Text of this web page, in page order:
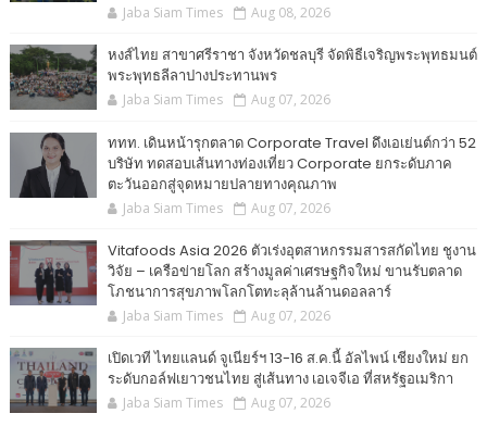
Jaba Siam Times Aug 08, 2026
หงส์ไทย สาขาศรีราชา จังหวัดชลบุรี จัดพิธีเจริญพระพุทธมนต์
พระพุทธลีลาปางประทานพร
Jaba Siam Times Aug 07, 2026
ททท. เดินหน้ารุกตลาด Corporate Travel ดึงเอเย่นต์กว่า 52
บริษัท ทดสอบเส้นทางท่องเที่ยว Corporate ยกระดับภาค
ตะวันออกสู่จุดหมายปลายทางคุณภาพ
Jaba Siam Times Aug 07, 2026
Vitafoods Asia 2026 ตัวเร่งอุตสาหกรรมสารสกัดไทย ชูงาน
วิจัย – เครือข่ายโลก สร้างมูลค่าเศรษฐกิจใหม่ ขานรับตลาด
โภชนาการสุขภาพโลกโตทะลุล้านล้านดอลลาร์
Jaba Siam Times Aug 07, 2026
เปิดเวที ไทยแลนด์ จูเนียร์ฯ 13-16 ส.ค.นี้ อัลไพน์ เชียงใหม่ ยก
ระดับกอล์ฟเยาวชนไทย สู่เส้นทาง เอเจจีเอ ที่สหรัฐอเมริกา
Jaba Siam Times Aug 07, 2026